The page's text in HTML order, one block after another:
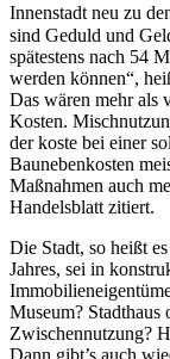
Innenstadt neu zu
sind Geduld und
spätestens nach 54
werden können“,
Das wären mehr als
Kosten.
der koste bei einer
Baunebenkosten
Maßnahmen auch
Handelsblatt zitiert.
Die Stadt, so heißt
Jahres, sei in
Museum? Stadthaus
Zwischennutzung?
Dann gibt’s auch